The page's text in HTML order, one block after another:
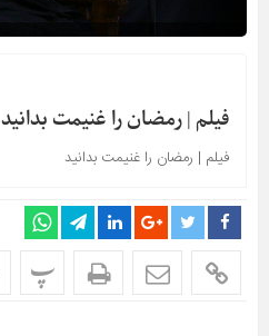
فیلم | رمضان را غنیمت بدانید
فیلم | رمضان را غنیمت بدانید
پ